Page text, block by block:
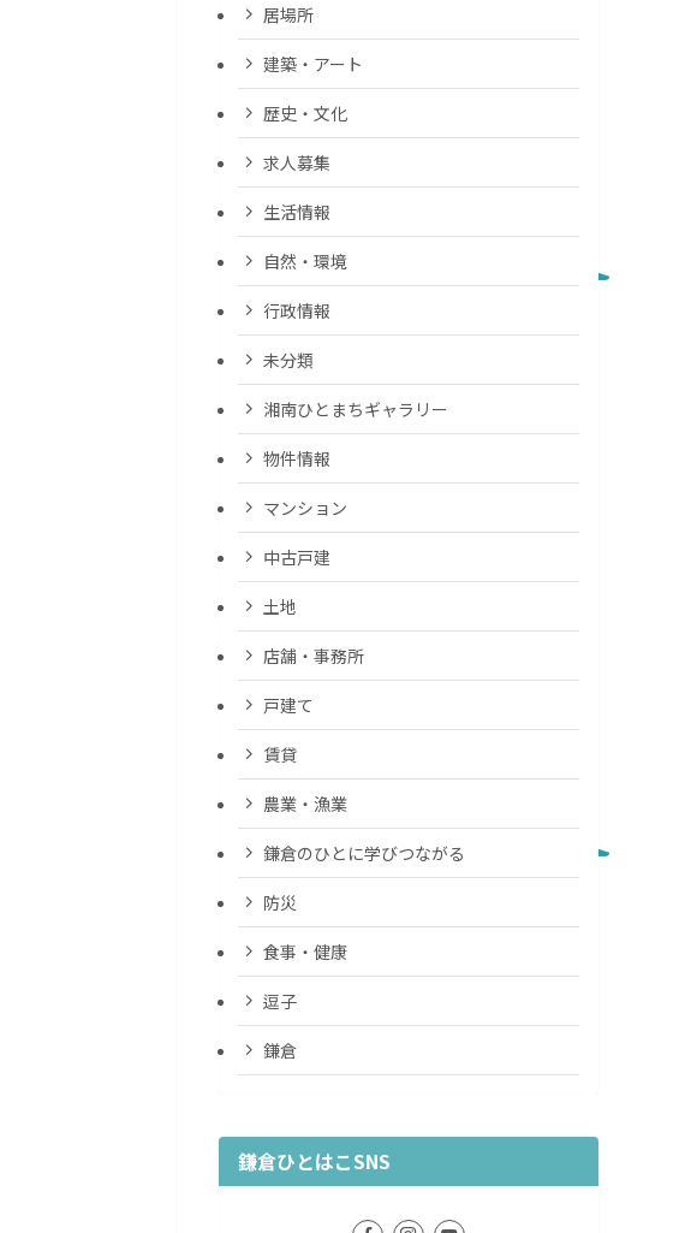
居場所
建築・アート
歴史・文化
求人募集
生活情報
自然・環境
行政情報
未分類
湘南ひとまちギャラリー
物件情報
マンション
中古戸建
土地
店舗・事務所
戸建て
賃貸
農業・漁業
鎌倉のひとに学びつながる
防災
食事・健康
逗子
鎌倉
鎌倉ひとはこSNS